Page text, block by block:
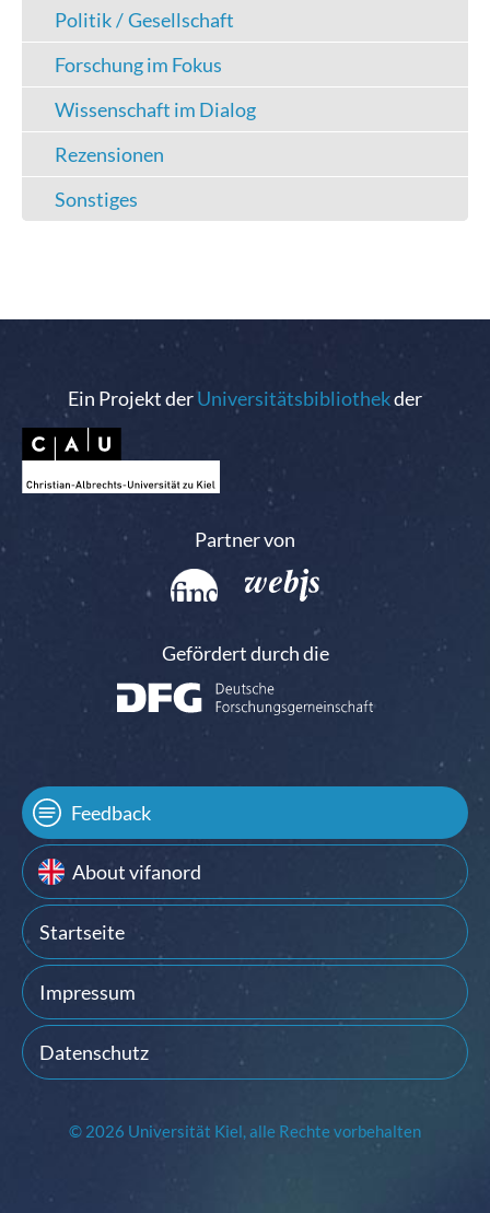
Politik / Gesellschaft
Forschung im Fokus
Wissenschaft im Dialog
Rezensionen
Sonstiges
Ein Projekt derUniversitätsbibliothekder
Partner von
Gefördert durch die
Feedback
About vifanord
Startseite
Impressum
Datenschutz
© 2026 Universität Kiel, alle Rechte vorbehalten